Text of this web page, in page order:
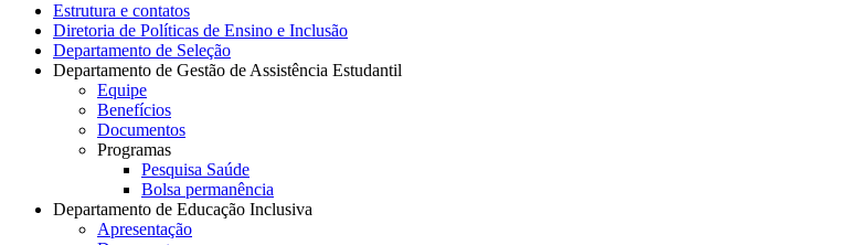
Estrutura e contatos
Diretoria de Políticas de Ensino e Inclusão
Departamento de Seleção
Departamento de Gestão de Assistência Estudantil
Equipe
Benefícios
Documentos
Programas
Pesquisa Saúde
Bolsa permanência
Departamento de Educação Inclusiva
Apresentação